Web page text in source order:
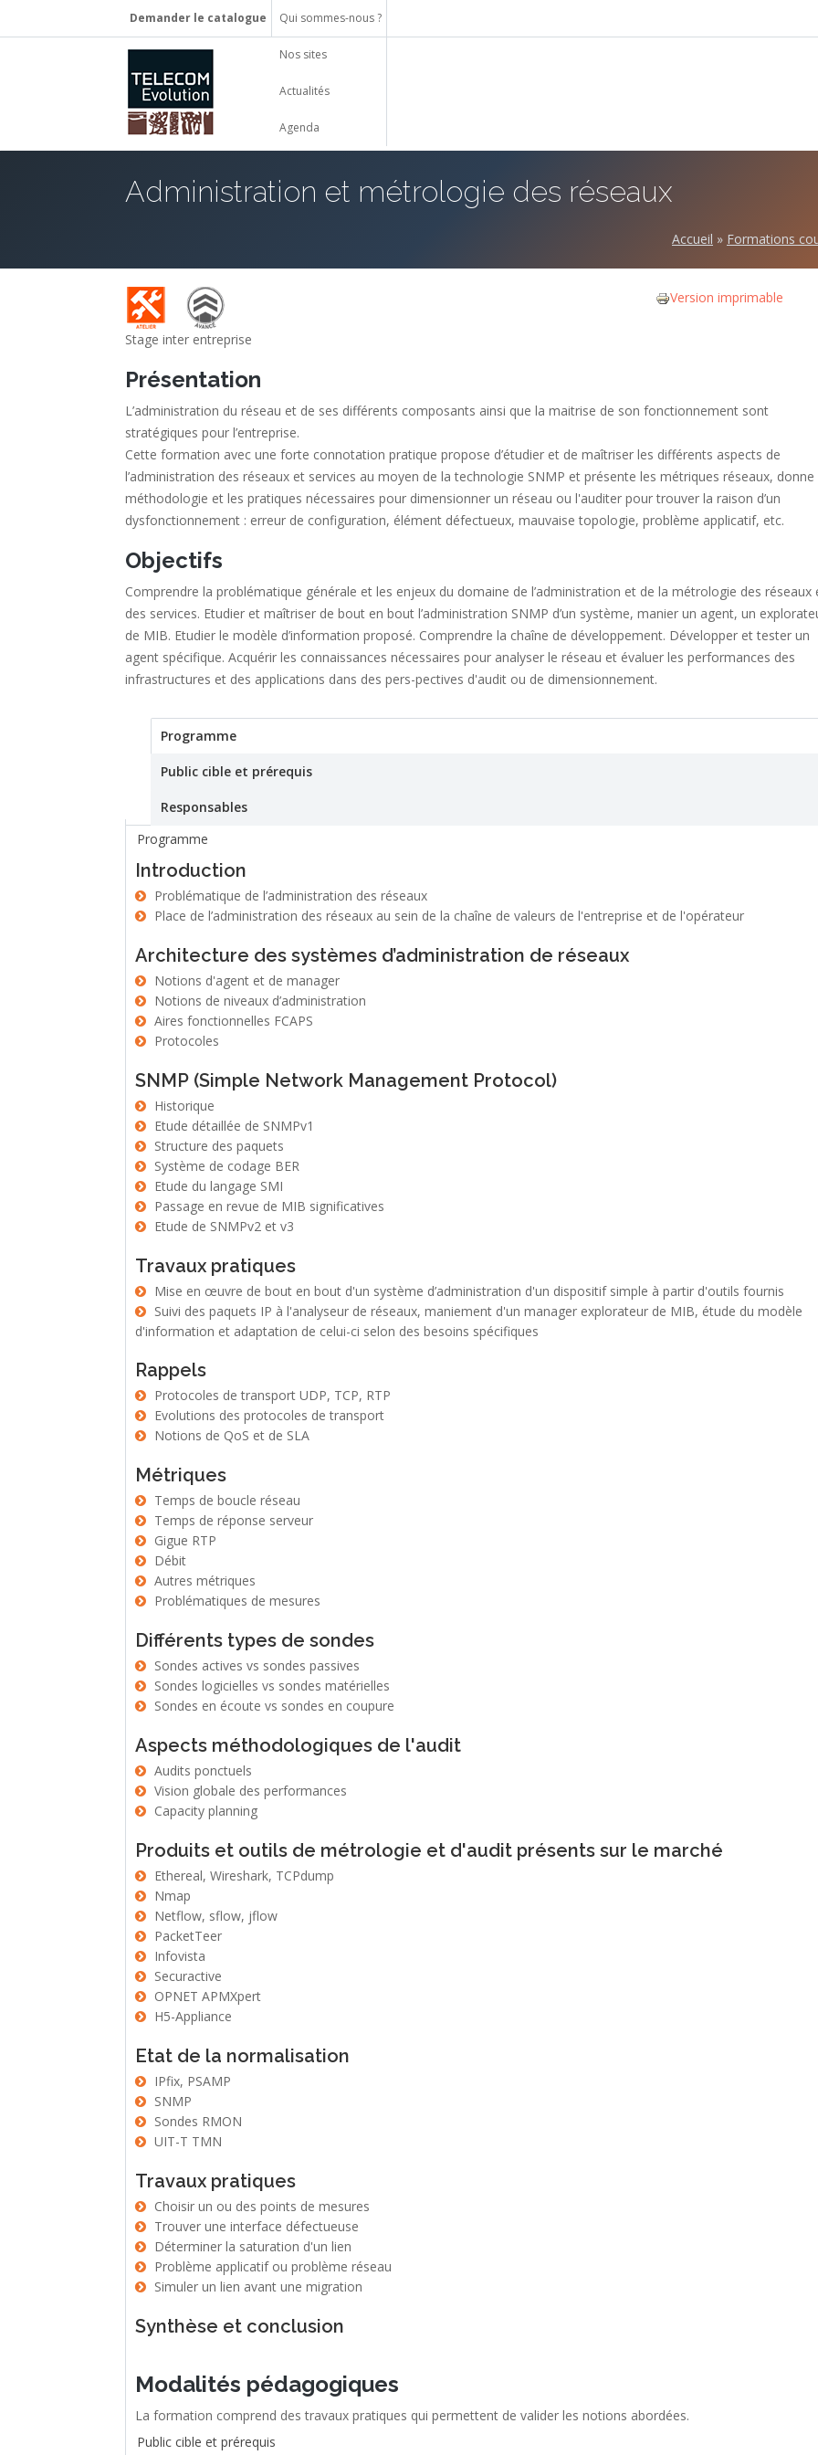
Demander le catalogue Qui sommes-nous ?
Nos sites
Actualités
Agenda
Administration et métrologie des réseaux
Accueil » Formations
Version imprimable
Stage inter entreprise
Présentation
L’administration du réseau et de ses différents composants ainsi que la maitrise de son fonctionnement sont
stratégiques pour l’entreprise.
Cette formation avec une forte connotation pratique propose d’étudier et de maîtriser les différents aspects de
l’administration des réseaux et services au moyen de la technologie SNMP et présente les métriques réseaux, donne
méthodologie et les pratiques nécessaires pour dimensionner un réseau ou l'auditer pour trouver la raison d’un
dysfonctionnement : erreur de configuration, élément défectueux, mauvaise topologie, problème applicatif, etc.
Objectifs
Comprendre la problématique générale et les enjeux du domaine de l’administration et de la métrologie des réseaux
des services. Etudier et maîtriser de bout en bout l’administration SNMP d’un système, manier un agent, un
de MIB. Etudier le modèle d’information proposé. Comprendre la chaîne de développement. Développer et tester un
agent spécifique. Acquérir les connaissances nécessaires pour analyser le réseau et évaluer les performances des
infrastructures et des applications dans des pers-pectives d'audit ou de dimensionnement.
StageProgramme
Public cible et prérequis
Responsables
Programme
Introduction
Problématique de l’administration des réseaux
Place de l’administration des réseaux au sein de la chaîne de valeurs de l'entreprise et de l'opérateur
Architecture des systèmes d’administration de réseaux
Notions d'agent et de manager
Notions de niveaux d’administration
Aires fonctionnelles FCAPS
Protocoles
SNMP (Simple Network Management Protocol)
Historique
Etude détaillée de SNMPv1
Structure des paquets
Système de codage BER
Etude du langage SMI
Passage en revue de MIB significatives
Etude de SNMPv2 et v3
Travaux pratiques
Mise en œuvre de bout en bout d'un système d’administration d'un dispositif simple à partir d'outils fournis
d'information et adaptation de celui-ci selon des besoins spécifiques
Rappels
Protocoles de transport UDP, TCP, RTP
Evolutions des protocoles de transport
Notions de QoS et de SLA
Métriques
Temps de boucle réseau
Temps de réponse serveur
Gigue RTP
Débit
Autres métriques
Problématiques de mesures
Différents types de sondes
Sondes actives vs sondes passives
Sondes logicielles vs sondes matérielles
Sondes en écoute vs sondes en coupure
Aspects méthodologiques de l'audit
Audits ponctuels
Vision globale des performances
Capacity planning
Produits et outils de métrologie et d'audit présents sur le marché
Ethereal, Wireshark, TCPdump
Nmap
Netflow, sflow, jflow
PacketTeer
Infovista
Securactive
OPNET APMXpert
H5-Appliance
Etat de la normalisation
IPfix, PSAMP
SNMP
Sondes RMON
UIT-T TMN
Travaux pratiques
Choisir un ou des points de mesures
Trouver une interface défectueuse
Déterminer la saturation d'un lien
Problème applicatif ou problème réseau
Simuler un lien avant une migration
Synthèse et conclusion
Modalités pédagogiques
La formation comprend des travaux pratiques qui permettent de valider les notions abordées.
Public cible et prérequis